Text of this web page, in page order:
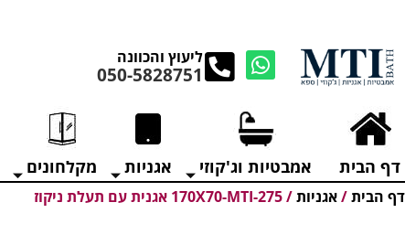
ליעוץ והכוונה
050-5828751
דף הבית אמבטיות וג'קוזי אגניות מקלחונים
דף הבית/אגניות/170X70-MTI-275 אגנית עם תעלת ניקוז